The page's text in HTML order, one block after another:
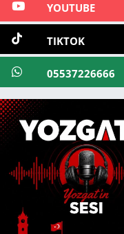
YOUTUBE
TIKTOK
05537226666